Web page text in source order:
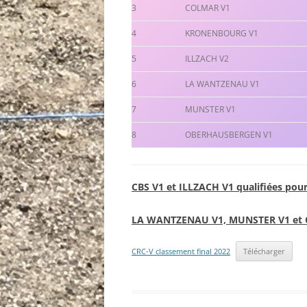
3 COLMAR V1
4 KRONENBOURG V1
5 ILLZACH V2
6 LA WANTZENAU V1
7 MUNSTER V1
8 OBERHAUSBERGEN V1
CBS V1 et ILLZACH V1 qualifiées
LA WANTZENAU V1, MUNSTER V1
CRC-V classement final 2022 Télécharger